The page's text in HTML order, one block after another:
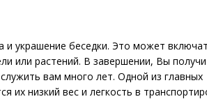
украшение беседки. Это может
или растений. В завершении, Вы
вам много лет. Одной из главных
их низкий вес и легкость в